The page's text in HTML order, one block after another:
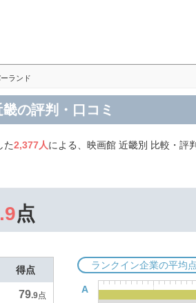
ランド
の評判・口コミ
た2,377人による、映画館 近畿別 比較・評
.9点
得点
79.9点
ランクイン企業の平均
A